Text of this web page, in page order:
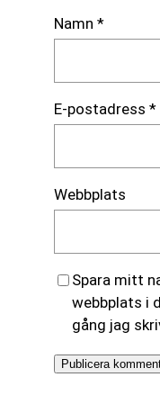
Namn *
E-postadress *
Webbplats
Spara mitt
webbplats i
gång jag